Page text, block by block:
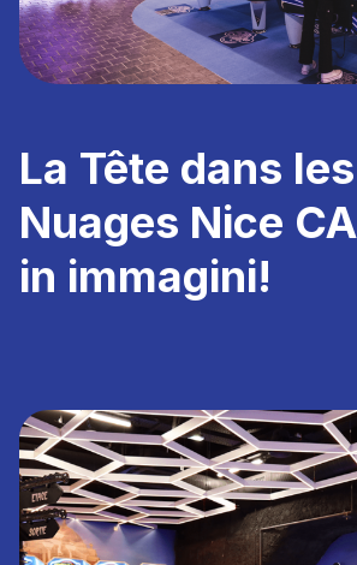
La Tête dans les
Nuages Nice
in immagini!